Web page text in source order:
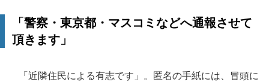
「警察・東京都・マスコミなどへ通報させて
頂きます」
「近隣住民による有志です」。匿名の手紙には、冒頭に